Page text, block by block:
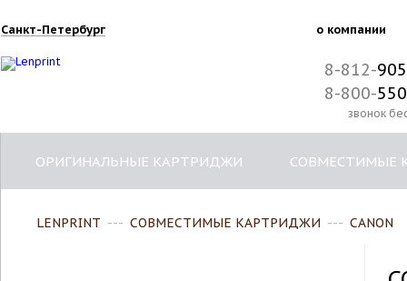
о компании
Санкт-Петербург
8-812-
8-800-
звонок
ОРИГИНАЛЬНЫЕ КАРТРИДЖИ СОВМЕСТИМЫЕ
LENPRINT --- СОВМЕСТИМЫЕ КАРТРИДЖИ --- CANON